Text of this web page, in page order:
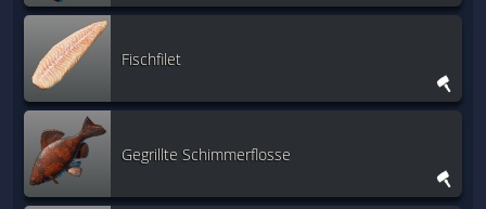
Fischfilet
Gegrillte Schimmerflosse